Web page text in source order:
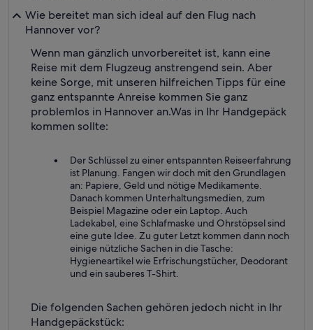
Wie bereitet man sich ideal auf den Flug nach
Hannover vor?
Wenn man gänzlich unvorbereitet ist, kann eine
Reise mit dem Flugzeug anstrengend sein. Aber
keine Sorge, mit unseren hilfreichen Tipps für eine
ganz entspannte Anreise kommen Sie ganz
problemlos in Hannover an.Was in Ihr Handgepäck
kommen sollte:
Der Schlüssel zu einer entspannten Reiseerfahrung
ist Planung. Fangen wir doch mit den Grundlagen
an: Papiere, Geld und nötige Medikamente.
Danach kommen Unterhaltungsmedien, zum
Beispiel Magazine oder ein Laptop. Auch
Ladekabel, eine Schlafmaske und Ohrstöpsel sind
eine gute Idee. Zu guter Letzt kommen dann noch
einige nützliche Sachen in die Tasche:
Hygieneartikel wie Erfrischungstücher, Deodorant
und ein sauberes T-Shirt.
Die folgenden Sachen gehören jedoch nicht in Ihr
Handgepäckstück: